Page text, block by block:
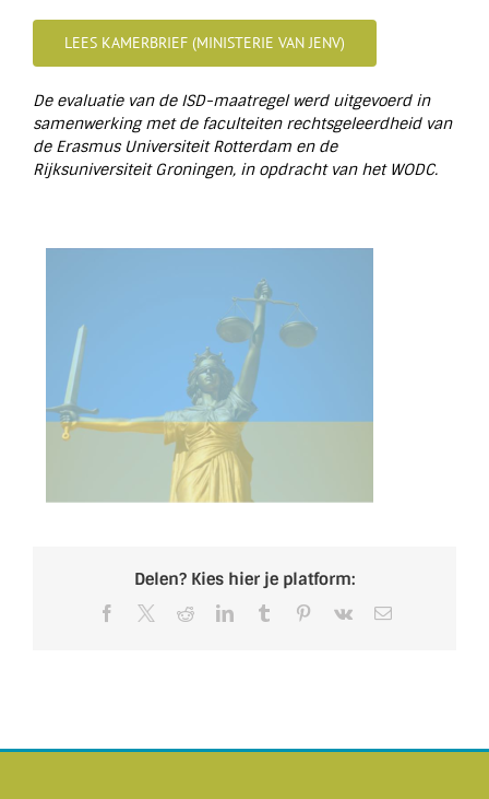
LEES KAMERBRIEF (MINISTERIE VAN JENV)
De evaluatie van de ISD-maatregel werd uitgevoerd in
samenwerking met de faculteiten rechtsgeleerdheid van
de Erasmus Universiteit Rotterdam en de
Rijksuniversiteit Groningen, in opdracht van het WODC.
Delen? Kies hier je platform:
Facebook RedditLinkedInTumblr Pinterest
Vk
E-